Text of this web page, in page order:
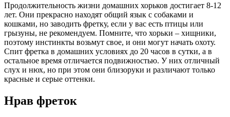
Продолжительность жизни домашних хорьков достигает 8-12
лет. Они прекрасно находят общий язык с собаками и
кошками, но заводить фретку, если у вас есть птицы или
грызуны, не рекомендуем. Помните, что хорьки – хищники,
поэтому инстинкты возьмут свое, и они могут начать охоту.
Спит фретка в домашних условиях до 20 часов в сутки, а в
остальное время отличается подвижностью. У них отличный
слух и нюх, но при этом они близоруки и различают только
красные и серые оттенки.
Нрав фреток